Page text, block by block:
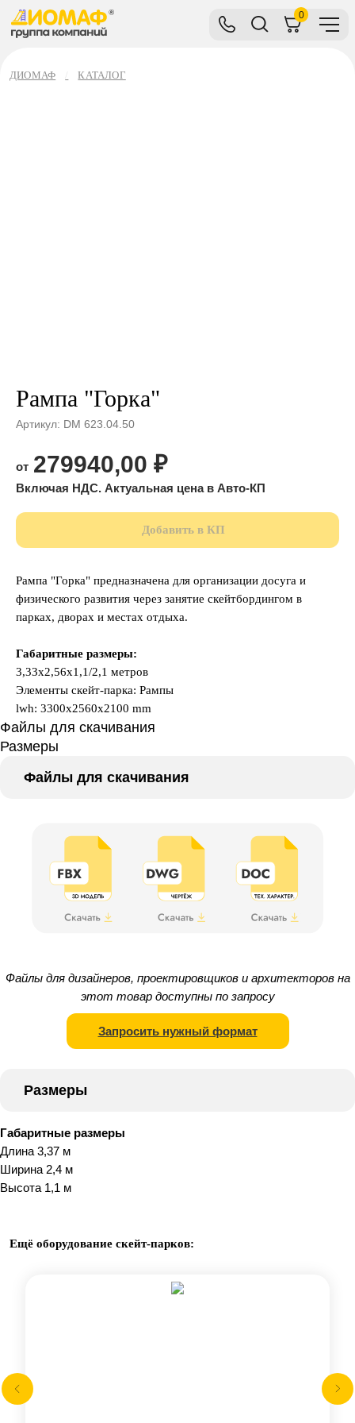
0
ДИОМАФ КАТАЛОГ
Рампа "Горка"
Артикул: DM 623.04.50
279940,00 ₽
Добавить в КП
Рампа "Горка" предназначена для организации досуга и
физического развития через занятие скейтбордингом в
парках, дворах и местах отдыха.
Габаритные размеры:
3,33х2,56х1,1/2,1 метров
Элементы скейт-парка: Рампы
lwh: 3300x2560x2100 mm
Файлы для скачивания
Размеры
Файлы для скачивания
Файлы для дизайнеров, проектировщиков и архитекторов на
этот товар доступны по запросу
Запросить нужный формат
Размеры
Габаритные размеры
Длина 3,37 м
Ширина 2,4 м
Высота 1,1 м
Ещё оборудование скейт-парков: